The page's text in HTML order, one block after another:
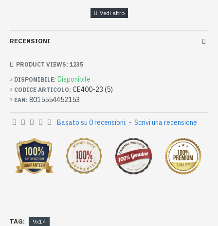
RECENSIONI
DISPONIBILE: Disponibile
CODICE ARTICOLO: CE400-23 (5)
EAN: 8015554452153
PRODUCT VIEWS: 1235
Basato su 0 recensioni. - Scrivi una recensione
TAG: 9x14